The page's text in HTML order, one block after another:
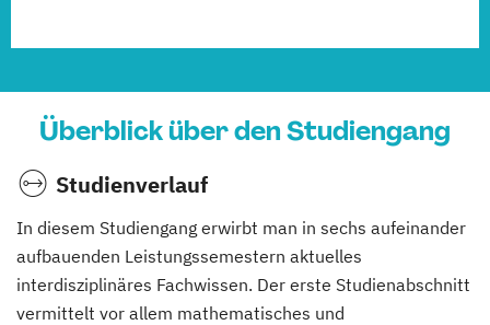
Überblick über den Studiengang
Studienverlauf
In diesem Studiengang erwirbt man in sechs aufeinander
aufbauenden Leistungssemestern aktuelles
interdisziplinäres Fachwissen. Der erste Studienabschnitt
vermittelt vor allem mathematisches und